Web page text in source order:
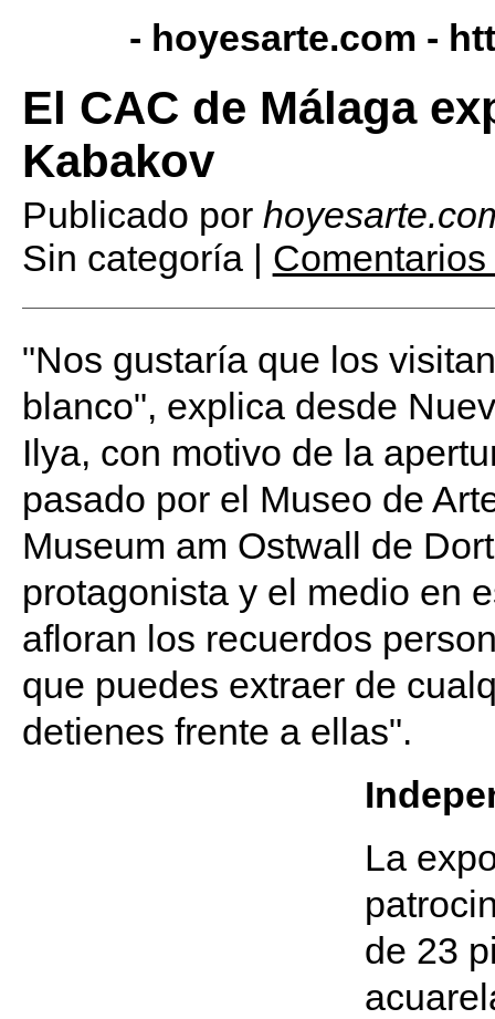
- hoyesarte.com -
El CAC de Málaga
Kabakov
Publicado por
Sin categoría |
"Nos gustaría que los
blanco", explica desde
Ilya, con motivo de la
pasado por el Museo de
Museum am Ostwall de
protagonista y el medio en
afloran los recuerdos
que puedes extraer de
detienes frente a ellas".
La
de 23